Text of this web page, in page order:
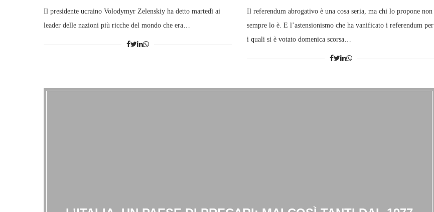
Il presidente ucraino Volodymyr Zelenskiy ha detto martedì ai
leader delle nazioni più ricche del mondo che era…
Il referendum abrogativo è una cosa seria, ma chi lo propone non
sempre lo è. E l’astensionismo che ha vanificato i referendum per
i quali si è votato domenica scorsa…